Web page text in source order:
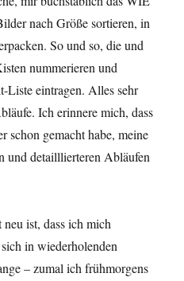
nach Größe sortieren, in
So und so, die und
nummerieren und
Liste eintragen. Alles sehr
Ich erinnere mich, dass
schon gemacht habe, meine
und detailllierteren Abläufen
ist, dass ich mich
in wiederholenden
– zumal ich frühmorgens